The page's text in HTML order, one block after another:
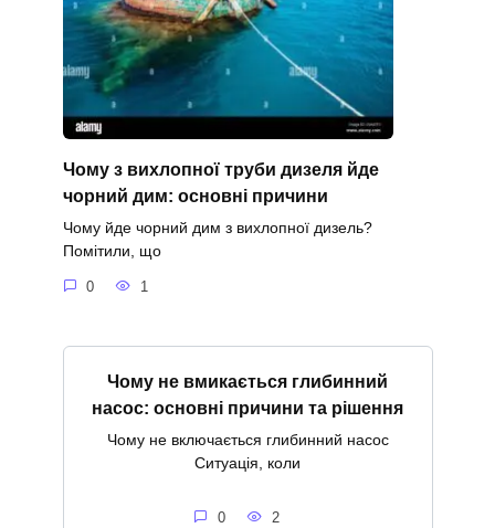
Чому з вихлопної труби дизеля йде
чорний дим: основні причини
Чому йде чорний дим з вихлопної дизель?
Помітили, що
0 1
Чому не вмикається глибинний
насос: основні причини та рішення
Чому не включається глибинний насос
Ситуація, коли
0 2